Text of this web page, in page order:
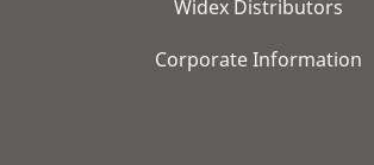
Widex Distributors
Corporate Information